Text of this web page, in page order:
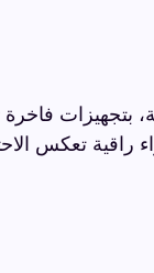
بتجهيزات